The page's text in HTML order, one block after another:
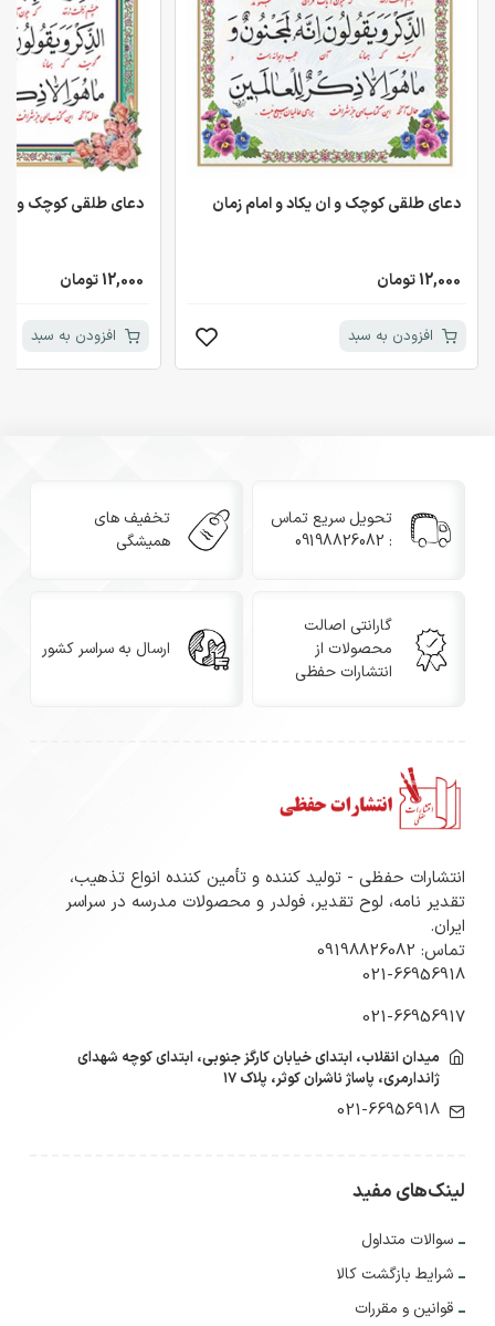
دعای طلقی کوچک و ان یکاد و امام زمان
12,000 تومان
افزودن به سبد
دعای طلقی کوچک و ان
12,000 تومان
افزودن به سبد
تحویل سریع تماس
: 09198826082
تخفیف های
همیشگی
گارانتی اصالت
محصولات از
انتشارات حفظی
ارسال به سراسر کشور
انتشارات حفظی - تولید کننده و تأمین کننده انواع تذهیب،
تقدیر نامه، لوح تقدیر، فولدر و محصولات مدرسه در سراسر
ایران.
تماس: 09198826082
021-66956918
021-66956917
میدان انقلاب، ابتدای خیابان کارگز جنوبی، ابتدای کوچه شهدای
ژاندارمری، پاساژ ناشران کوثر، پلاک ۱۷
021-66956918
لینک‌های مفید
سوالات متداول
شرایط بازگشت کالا
قوانین و مقررات